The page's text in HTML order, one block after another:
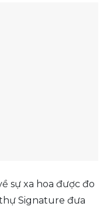
sự xa hoa được đo
Signature đưa